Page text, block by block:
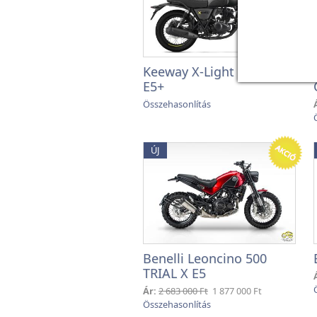
Keeway X-Light ABS 125
E5+
ÚJ
Benelli Leoncino 500
TRIAL X E5
Ár: 2 683 000 Ft 1 877 000 Ft